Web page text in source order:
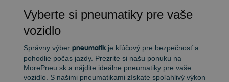
Vyberte si pneumatiky pre vaše
vozidlo
Správny výber pneumatík je kľúčový pre bezpečnosť a
pohodlie počas jazdy. Prezrite si našu ponuku na
MorePneu.sk a nájdite ideálne pneumatiky pre vaše
vozidlo. S našimi pneumatikami získate spoľahlivý výkon